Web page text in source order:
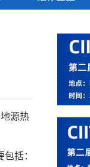
源热
括：